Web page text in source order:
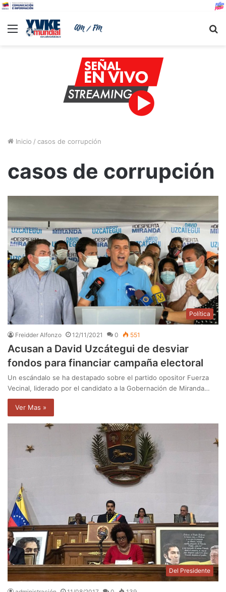
Menu
Inicio / casos de corrupción
casos de corrupción
Política
Freidder Alfonzo 12/11/2021 0 551
Acusan a David Uzcátegui de desviar
fondos para financiar campaña electoral
Un escándalo se ha destapado sobre el partido opositor Fuerza
Vecinal, liderado por el candidato a la Gobernación de Miranda…
Ver Mas »
Del Presidente